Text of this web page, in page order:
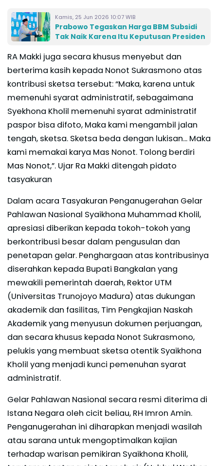
Kamis, 25 Jun 2026 10:07 WIB
Prabowo Tegaskan Harga BBM Subsidi
Tak Naik Karena Itu Keputusan Presiden
RA Makki juga secara khusus menyebut dan
berterima kasih kepada Nonot Sukrasmono atas
kontribusi sketsa tersebut: “Maka, karena untuk
memenuhi syarat administratif, sebagaimana
Syekhona Kholil memenuhi syarat administratif
paspor bisa difoto, Maka kami mengambil jalan
tengah, sketsa. Sketsa beda dengan lukisan... Maka
kami memakai karya Mas Nonot. Tolong berdiri
Mas Nonot,”. Ujar Ra Makki ditengah pidato
tasyakuran
Dalam acara Tasyakuran Penganugerahan Gelar
Pahlawan Nasional Syaikhona Muhammad Kholil,
apresiasi diberikan kepada tokoh-tokoh yang
berkontribusi besar dalam pengusulan dan
penetapan gelar. Penghargaan atas kontribusinya
diserahkan kepada Bupati Bangkalan yang
mewakili pemerintah daerah, Rektor UTM
(Universitas Trunojoyo Madura) atas dukungan
akademik dan fasilitas, Tim Pengkajian Naskah
Akademik yang menyusun dokumen perjuangan,
dan secara khusus kepada Nonot Sukrasmono,
pelukis yang membuat sketsa otentik Syaikhona
Kholil yang menjadi kunci pemenuhan syarat
administratif.
Gelar Pahlawan Nasional secara resmi diterima di
Istana Negara oleh cicit beliau, RH Imron Amin.
Penganugerahan ini diharapkan menjadi wasilah
atau sarana untuk mengoptimalkan kajian
terhadap warisan pemikiran Syaikhona Kholil,